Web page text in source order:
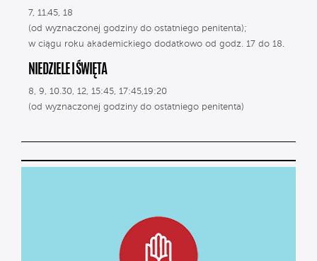
7, 11.45, 18
(od wyznaczonej godziny do ostatniego penitenta);
w ciągu roku akademickiego dodatkowo od godz. 17 do 18.
NIEDZIELE I ŚWIĘTA
8, 9, 10.30, 12, 15:45, 17:45,19:20
(od wyznaczonej godziny do ostatniego penitenta)